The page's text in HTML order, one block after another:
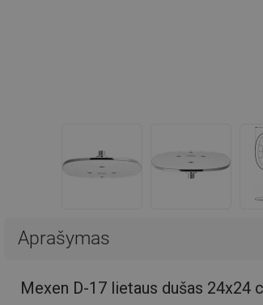
Aprašymas
Mexen D-17 lietaus dušas